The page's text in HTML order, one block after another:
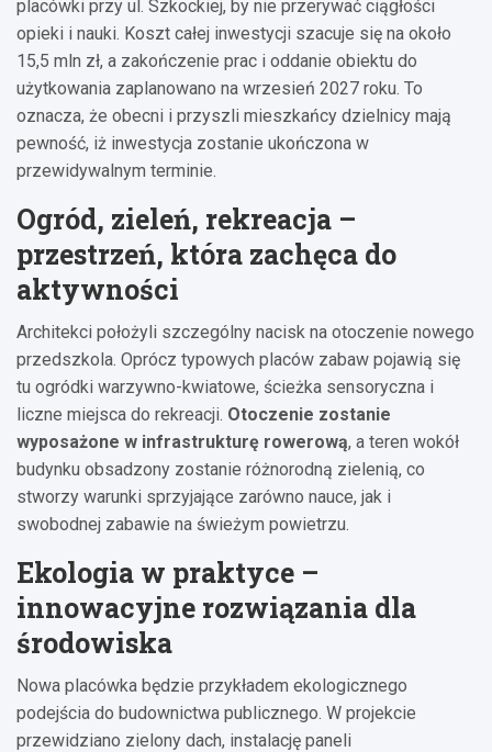
placówki przy ul. Szkockiej, by nie przerywać ciągłości
opieki i nauki. Koszt całej inwestycji szacuje się na około
15,5 mln zł, a zakończenie prac i oddanie obiektu do
użytkowania zaplanowano na wrzesień 2027 roku. To
oznacza, że obecni i przyszli mieszkańcy dzielnicy mają
pewność, iż inwestycja zostanie ukończona w
przewidywalnym terminie.
Ogród, zieleń, rekreacja –
przestrzeń, która zachęca do
aktywności
Architekci położyli szczególny nacisk na otoczenie nowego
przedszkola. Oprócz typowych placów zabaw pojawią się
tu ogródki warzywno-kwiatowe, ścieżka sensoryczna i
liczne miejsca do rekreacji. Otoczenie zostanie
wyposażone w infrastrukturę rowerową, a teren wokół
budynku obsadzony zostanie różnorodną zielenią, co
stworzy warunki sprzyjające zarówno nauce, jak i
swobodnej zabawie na świeżym powietrzu.
Ekologia w praktyce –
innowacyjne rozwiązania dla
środowiska
Nowa placówka będzie przykładem ekologicznego
podejścia do budownictwa publicznego. W projekcie
przewidziano zielony dach, instalację paneli